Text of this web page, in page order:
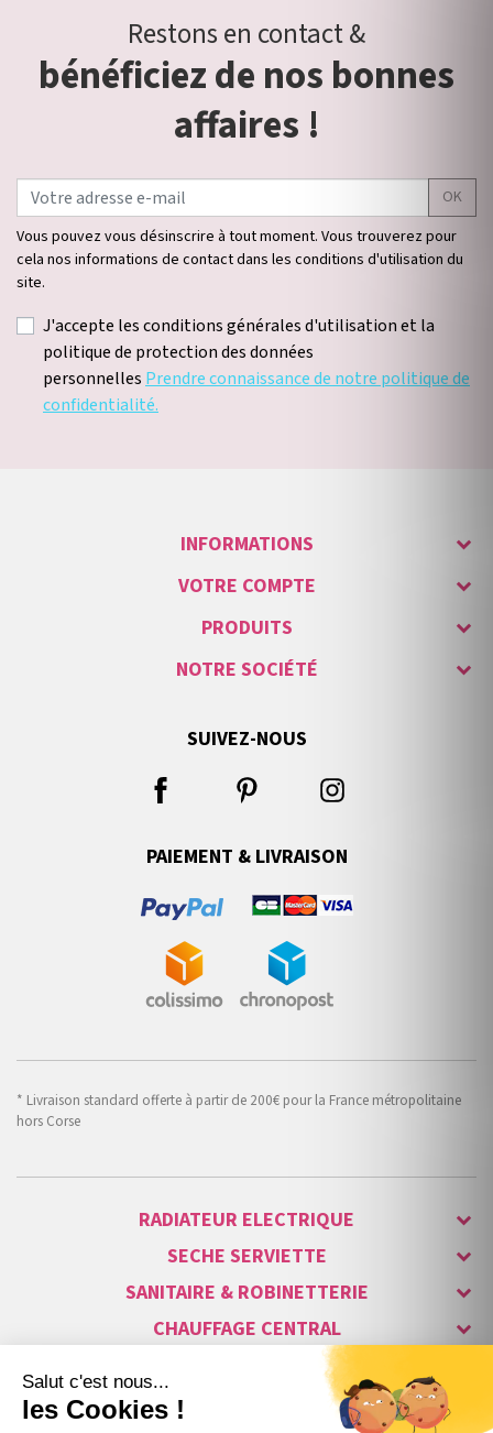
Restons en contact &
bénéficiez de nos bonnes
affaires !
OK
Vous pouvez vous désinscrire à tout moment. Vous trouverez pour
cela nos informations de contact dans les conditions d'utilisation du
site.
J'accepte les conditions générales d'utilisation et la
politique de protection des données
personnelles Prendre connaissance de notre politique de
confidentialité.
INFORMATIONS
VOTRE COMPTE
PRODUITS
NOTRE SOCIÉTÉ
SUIVEZ-NOUS
PAIEMENT & LIVRAISON
* Livraison standard offerte à partir de 200€ pour la France métropolitaine
hors Corse
RADIATEUR ELECTRIQUE
SECHE SERVIETTE
SANITAIRE & ROBINETTERIE
CHAUFFAGE CENTRAL
ALARME & SÉCURITÉ
MAISON CONNECTÉE